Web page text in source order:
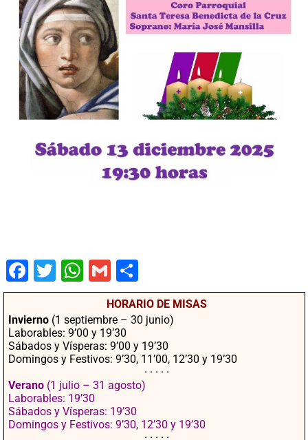
Fac
ebo
Twit
ter
Wha
tsA
pp
Gm
ail
mpa
rtir
HORARIO DE MISAS
Invierno (1 septiembre – 30 junio)
Laborables: 9’00 y 19’30
Sábados y Vísperas: 9’00 y 19’30
Domingos y Festivos: 9’30, 11’00, 12’30 y 19’30
· · · · ·
Verano (1 julio – 31 agosto)
Laborables: 19’30
Sábados y Vísperas: 19’30
Domingos y Festivos: 9’30, 12’30 y 19’30